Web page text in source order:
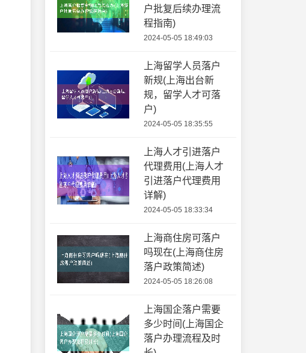
户批复后续办理流
程指南)
2024-05-05 18:49:03
上海留学人员落户
新规(上海出台新
规，留学人才可落
户)
2024-05-05 18:35:55
上海人才引进落户
代理费用(上海人才
引进落户代理费用
详解)
2024-05-05 18:33:34
上海商住房可落户
吗现在(上海商住房
落户政策简述)
2024-05-05 18:26:08
上海国企落户需要
多少时间(上海国企
落户办理流程及时